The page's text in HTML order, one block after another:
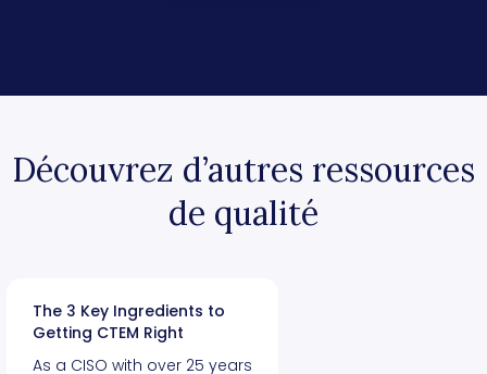
Découvrez d’autres ressources
de qualité
The 3 Key Ingredients to
Getting CTEM Right
As a CISO with over 25 years